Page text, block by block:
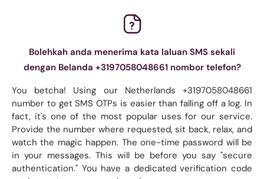
Bolehkah anda menerima kata laluan SMS sekali
dengan Belanda +3197058048661 nombor telefon?
You betcha! Using our Netherlands +3197058048661
number to get SMS OTPs is easier than falling off a log. In
fact, it's one of the most popular uses for our service.
Provide the number where requested, sit back, relax, and
watch the magic happen. The one-time password will be
in your messages. This will be before you say "secure
authentication." You have a dedicated verification code